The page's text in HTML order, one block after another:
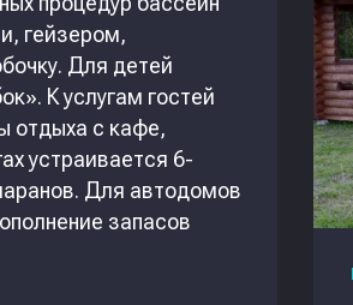
гейзером,
Для детей
К услугам гостей
отдыха с кафе,
устраивается 6-
Для автодомов
запасов